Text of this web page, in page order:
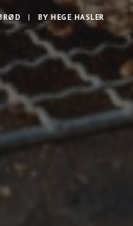
| BYHEGE HASLER